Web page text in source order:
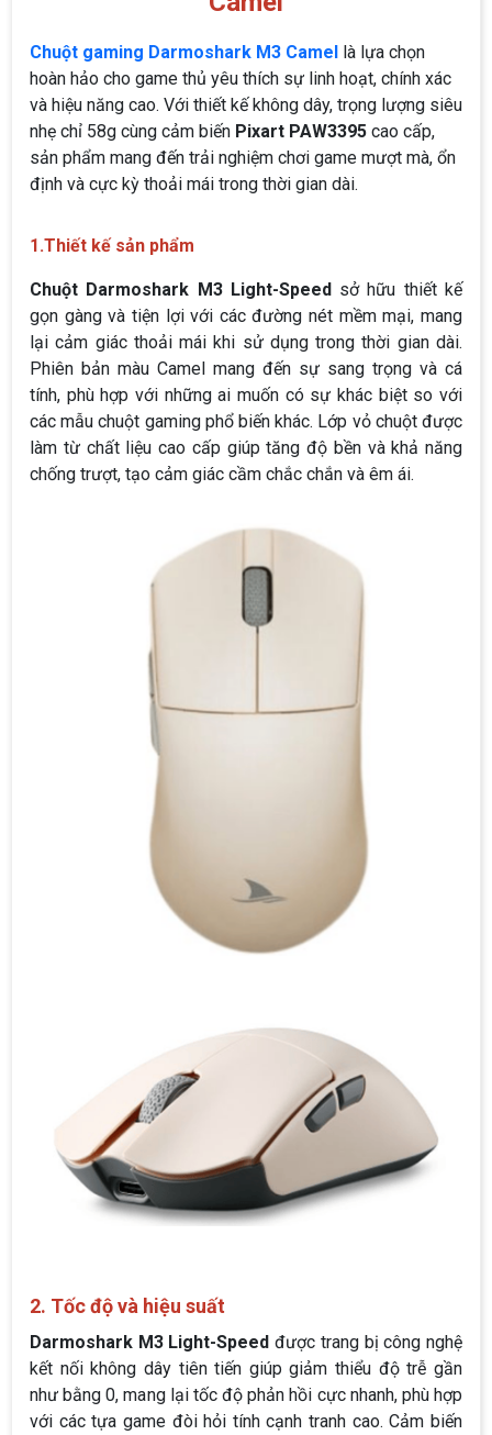
Chuột gaming Darmoshark M3 Camel là lựa chọn
hoàn hảo cho game thủ yêu thích sự linh hoạt, chính xác
và hiệu năng cao. Với thiết kế không dây, trọng lượng siêu
nhẹ chỉ 58g cùng cảm biến Pixart PAW3395 cao cấp,
sản phẩm mang đến trải nghiệm chơi game mượt mà, ổn
định và cực kỳ thoải mái trong thời gian dài.
1.Thiết kế sản phẩm
Chuột Darmoshark M3 Light-Speedsở hữu thiết kế
gọn gàng và tiện lợi với các đường nét mềm mại, mang
lại cảm giác thoải mái khi sử dụng trong thời gian dài.
Phiên bản màu Camel mang đến sự sang trọng và cá
tính, phù hợp với những ai muốn có sự khác biệt so với
các mẫu chuột gaming phổ biến khác. Lớp vỏ chuột được
làm từ chất liệu cao cấp giúp tăng độ bền và khả năng
chống trượt, tạo cảm giác cầm chắc chắn và êm ái.
2. Tốc độ và hiệu suất
Darmoshark M3 Light-Speed được trang bị công nghệ
kết nối không dây tiên tiến giúp giảm thiểu độ trễ gần
như bằng 0, mang lại tốc độ phản hồi cực nhanh, phù hợp
với các tựa game đòi hỏi tính cạnh tranh cao. Cảm biến